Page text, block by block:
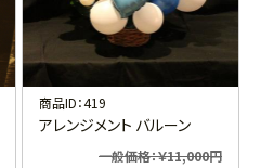
商品ID：419
アレンジメント バルーン
一般価格：￥11,000円